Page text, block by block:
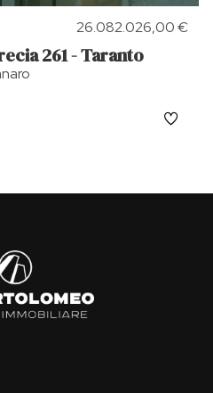
26.082.026,00 €
261 - Taranto